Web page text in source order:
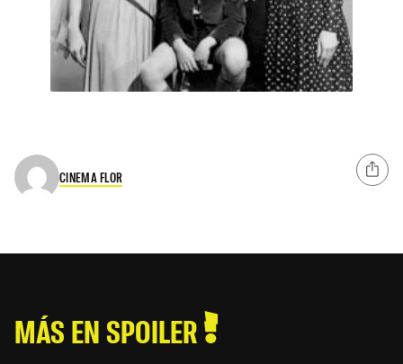
CINEMA FLOR
MÁS EN SPOILER